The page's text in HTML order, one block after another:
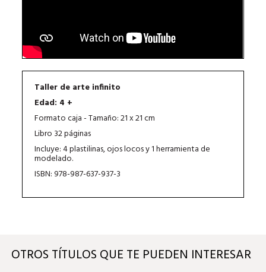
Taller de arte infinito
Edad: 4 +
Formato caja - Tamaño: 21 x 21 cm
Libro 32 páginas
Incluye: 4 plastilinas, ojos locos y 1 herramienta de
modelado.
ISBN: 978-987-637-937-3
OTROS TÍTULOS QUE TE PUEDEN INTERESAR